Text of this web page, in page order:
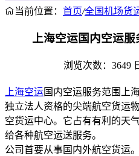
当前位置： 首页/全国机场货
上海空运国内空运
浏览次数：3649
上海空运国内空运服务范围上
独立法人资格的尖端航空货运
空货运中心。它占有有利的天
给各种航空运送服务。
公司首要从事国内外航空货运